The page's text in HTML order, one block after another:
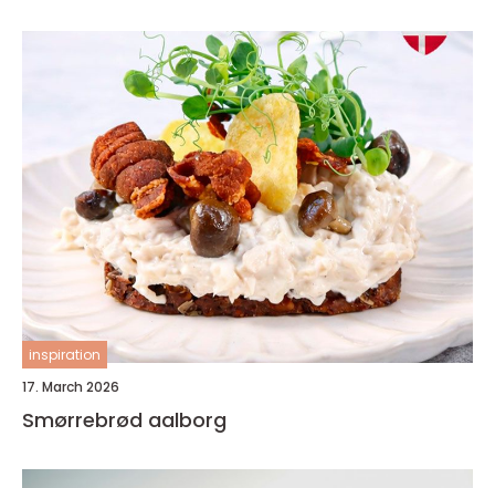
inspiration
17. March 2026
Smørrebrød aalborg